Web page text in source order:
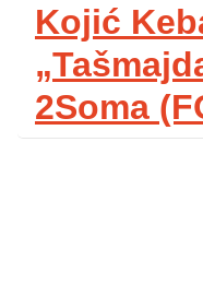
Kojić
2Soma